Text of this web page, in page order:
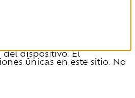
dispositivo. El
únicas en este sitio. No